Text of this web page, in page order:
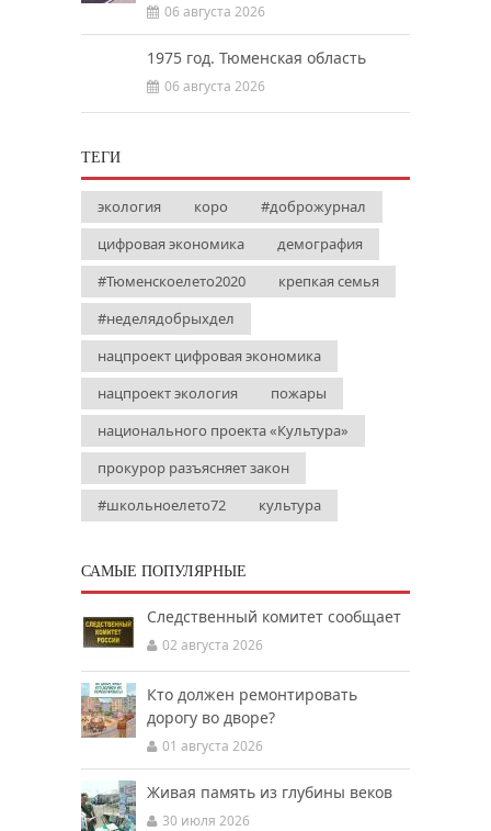
06 августа 2026
1975 год. Тюменская область
06 августа 2026
ТЕГИ
экология коро
#доброжурнал
цифровая экономика
демография
#Тюменскоелето2020
крепкая семья
#неделядобрыхдел
нацпроект цифровая экономика
нацпроект экология
пожары
национального проекта «Культура»
прокурор разъясняет закон
#школьноелето72
культура
САМЫЕ ПОПУЛЯРНЫЕ
Следственный комитет сообщает
02 августа 2026
Кто должен ремонтировать
дорогу во дворе?
01 августа 2026
Живая память из глубины веков
30 июля 2026